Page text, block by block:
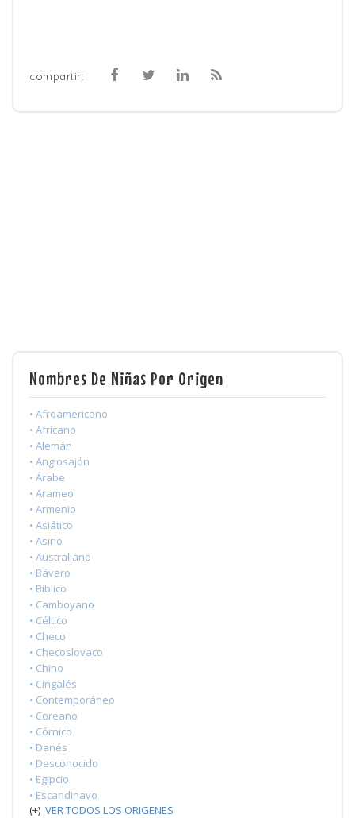
compartir:
Nombres De Niñas Por Origen
• Afroamericano
• Africano
• Alemán
• Anglosajón
• Árabe
• Arameo
• Armenio
• Asiático
• Asirio
• Australiano
• Bávaro
• Bíblico
• Camboyano
• Céltico
• Checo
• Checoslovaco
• Chino
• Cingalés
• Contemporáneo
• Coreano
• Córnico
• Danés
• Desconocido
• Egipcio
• Escandinavo
(+) VER TODOS LOS ORIGENES